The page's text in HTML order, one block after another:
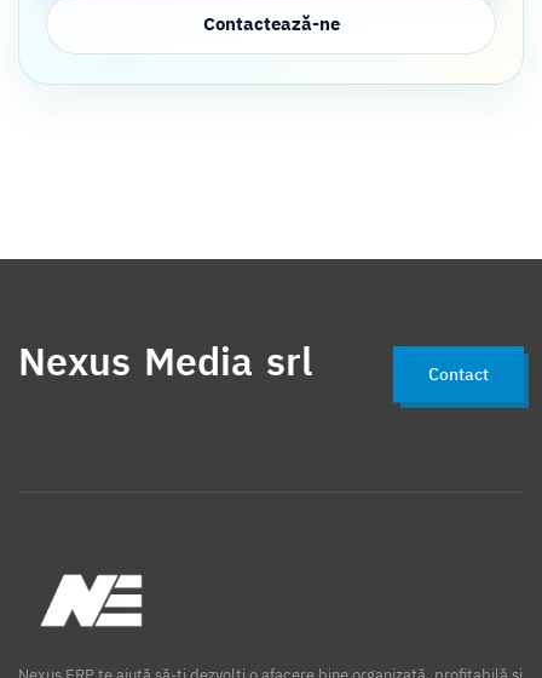
Contactează-ne
Nexus Media srl Contact